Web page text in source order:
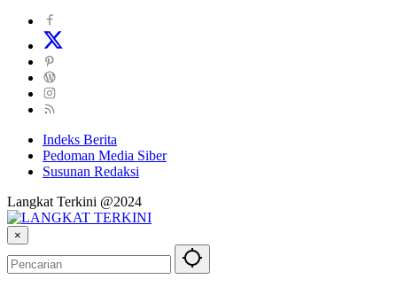
Indeks Berita
Pedoman Media Siber
Susunan Redaksi
Langkat Terkini @2024
×